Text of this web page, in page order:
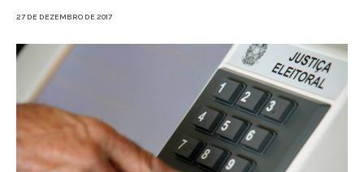
27 DE DEZEMBRO DE 2017